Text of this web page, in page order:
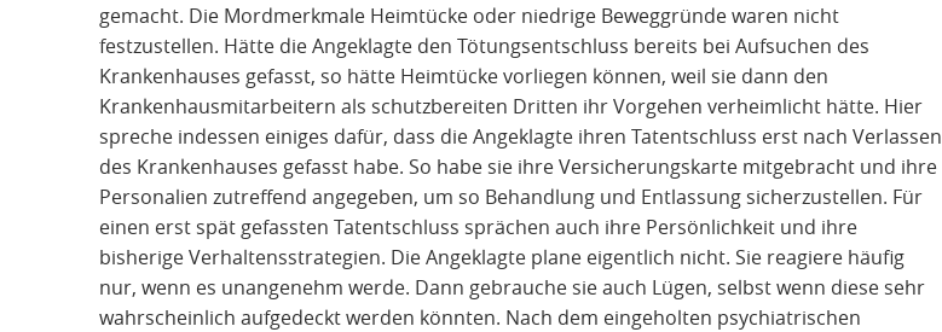
gemacht. Die Mordmerkmale Heimtücke oder niedrige Beweggründe waren nicht
festzustellen. Hätte die Angeklagte den Tötungsentschluss bereits bei Aufsuchen des
Krankenhauses gefasst, so hätte Heimtücke vorliegen können, weil sie dann den
Krankenhausmitarbeitern als schutzbereiten Dritten ihr Vorgehen verheimlicht hätte. Hier
spreche indessen einiges dafür, dass die Angeklagte ihren Tatentschluss erst nach Verlassen
des Krankenhauses gefasst habe. So habe sie ihre Versicherungskarte mitgebracht und ihre
Personalien zutreffend angegeben, um so Behandlung und Entlassung sicherzustellen. Für
einen erst spät gefassten Tatentschluss sprächen auch ihre Persönlichkeit und ihre
bisherige Verhaltensstrategien. Die Angeklagte plane eigentlich nicht. Sie reagiere häufig
nur, wenn es unangenehm werde. Dann gebrauche sie auch Lügen, selbst wenn diese sehr
wahrscheinlich aufgedeckt werden könnten. Nach dem eingeholten psychiatrischen